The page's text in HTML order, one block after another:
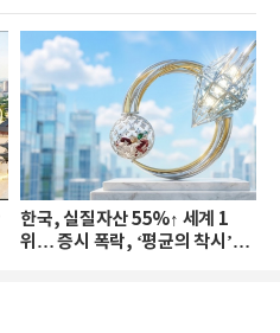
한국, 실질자산 55%↑ 세계 1
위… 증시 폭락, ‘평균의 착시’와